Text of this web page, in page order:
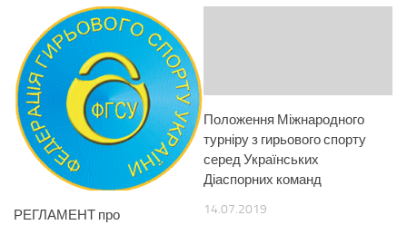
РЕГЛАМЕНТ про
Положення Міжнародного
турніру з гирьового спорту
серед Українських
Діаспорних команд
14.07.2019